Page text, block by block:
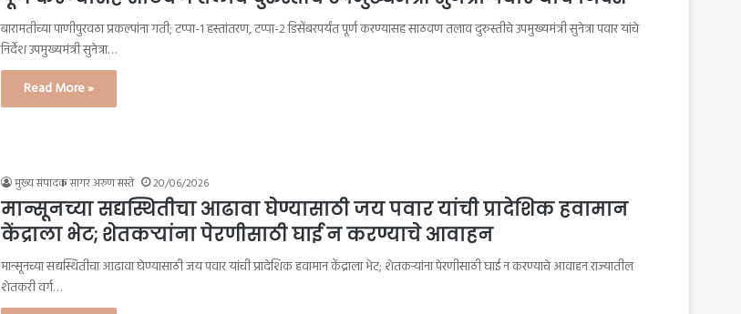
बारामतीच्या पाणीपुरवठा प्रकल्पांना गती; टप्पा-१ हस्तांतरण, टप्पा-२ डिसेंबरपर्यंत पूर्ण करण्यासह साठवण तलाव दुरुस्तीचे उपमुख्यमंत्री सुनेत्रा पवार यांचे
निर्देश उपमुख्यमंत्री सुनेत्रा…
Read More »
मुख्य संपादक सागर अरुण सस्ते 20/06/2026
मान्सूनच्या सद्यस्थितीचा आढावा घेण्यासाठी जय पवार यांची प्रादेशिक हवामान
केंद्राला भेट; शेतकऱ्यांना पेरणीसाठी घाई न करण्याचे आवाहन
मान्सूनच्या सद्यस्थितीचा आढावा घेण्यासाठी जय पवार यांची प्रादेशिक हवामान केंद्राला भेट; शेतकऱ्यांना पेरणीसाठी घाई न करण्याचे आवाहन राज्यातील
शेतकरी वर्ग…